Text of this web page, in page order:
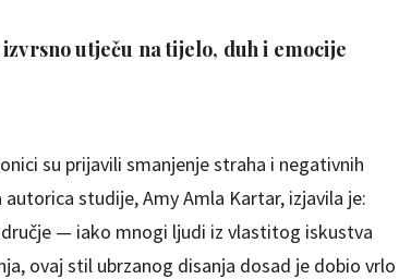
izvrsno utječu na tijelo, duh i emocije
su prijavili smanjenje straha i negativnih
studije, Amy Amla Kartar, izjavila je:
— iako mnogi ljudi iz vlastitog iskustva
ovaj stil ubrzanog disanja dosad je dobio vrlo